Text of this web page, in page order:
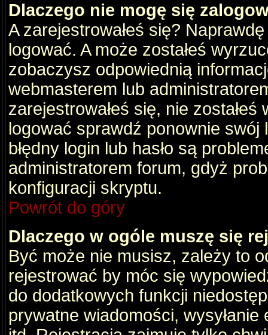
Dlaczego nie mogę się
A zarejestrowałeś się?
logować. A może zostałeś
zobaczysz odpowiednią
webmasterem lub
zarejestrowałeś się, nie
logować sprawdź ponownie swój
błędny login lub hasło są
administratorem forum, gdyż
konfiguracji skryptu.
Powrót do góry
Dlaczego w ogóle muszę się
Być może nie musisz, zależy to
rejestrować by móc się
do dodatkowych funkcji
prywatne wiadomości,